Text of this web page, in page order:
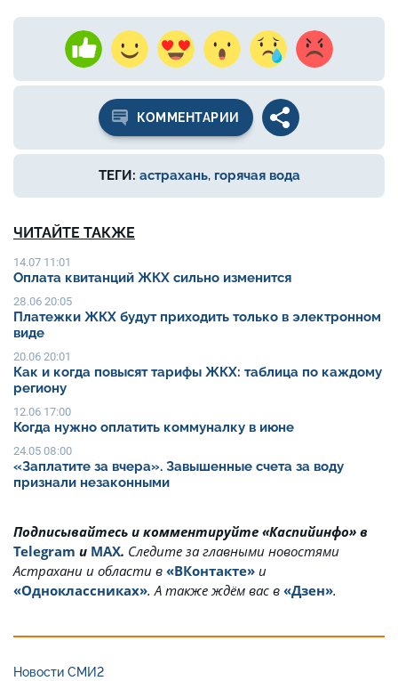
КОММЕНТАРИИ
ТЕГИ: астрахань, горячая вода
ЧИТАЙТЕ ТАКЖЕ
14.07 11:01
Оплата квитанций ЖКХ сильно изменится
28.06 20:05
Платежки ЖКХ будут приходить только в электронном
виде
20.06 20:01
Как и когда повысят тарифы ЖКХ: таблица по каждому
региону
12.06 17:00
Когда нужно оплатить коммуналку в июне
24.05 08:00
«Заплатите за вчера». Завышенные счета за воду
признали незаконными
Подписывайтесь и комментируйте «Каспийинфо» в
Telegram и MAX. Cледите за главными новостями
Астрахани и области в «ВКонтакте» и
«Одноклассниках». А также ждём вас в «Дзен».
Новости СМИ2